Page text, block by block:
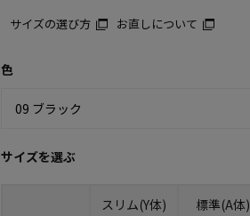
サイズの選び方 お直しについて
色
サイズを選ぶ
スリム(Y体) 標準(A体)